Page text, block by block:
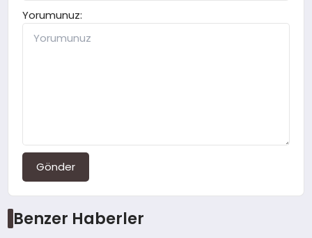
Yorumunuz:
Gönder
Benzer Haberler